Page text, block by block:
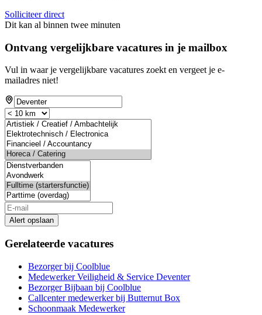
Solliciteer direct
Dit kan al binnen twee minuten
Ontvang vergelijkbare vacatures in je mailbox
Vul in waar je vergelijkbare vacatures zoekt en vergeet je e-
mailadres niet!
Alert opslaan
Gerelateerde vacatures
Bezorger bij Coolblue
Medewerker Veiligheid & Service Deventer
Bezorger Bijbaan bij Coolblue
Callcenter medewerker bij Butternut Box
Schoonmaak Medewerker